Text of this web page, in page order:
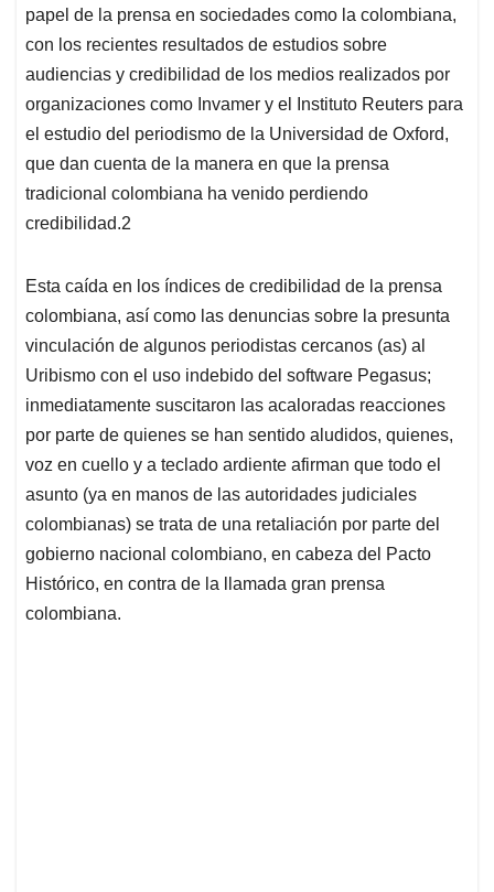
papel de la prensa en sociedades como la colombiana,
con los recientes resultados de estudios sobre
audiencias y credibilidad de los medios realizados por
organizaciones como Invamer y el Instituto Reuters para
el estudio del periodismo de la Universidad de Oxford,
que dan cuenta de la manera en que la prensa
tradicional colombiana ha venido perdiendo
credibilidad.2
Esta caída en los índices de credibilidad de la prensa
colombiana, así como las denuncias sobre la presunta
vinculación de algunos periodistas cercanos (as) al
Uribismo con el uso indebido del software Pegasus;
inmediatamente suscitaron las acaloradas reacciones
por parte de quienes se han sentido aludidos, quienes,
voz en cuello y a teclado ardiente afirman que todo el
asunto (ya en manos de las autoridades judiciales
colombianas) se trata de una retaliación por parte del
gobierno nacional colombiano, en cabeza del Pacto
Histórico, en contra de la llamada gran prensa
colombiana.